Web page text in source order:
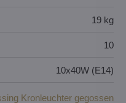
19 kg
10
10x40W (E14)
Kronleuchter gegossen